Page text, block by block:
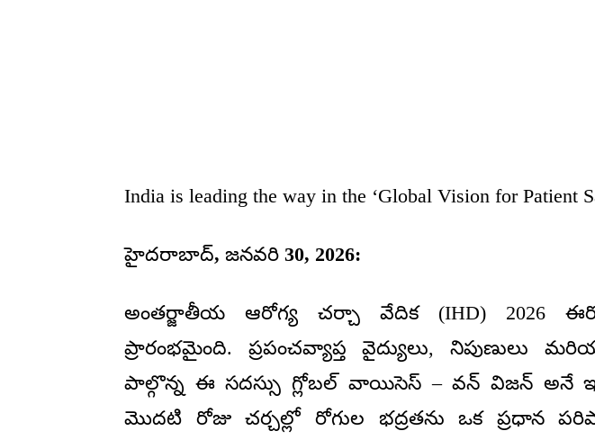
India is leading the way in the ‘Global Vision for Patient
హైదరాబాద్, జనవరి 30, 2026:
అంతర్జాతీయ ఆరోగ్య చర్చా వేదిక (IHD) 2026
ప్రారంభమైంది. ప్రపంచవ్యాప్త వైద్యులు, నిపుణులు
పాల్గొన్న ఈ సదస్సు గ్లోబల్ వాయిసెస్ – వన్ విజన్ అనే
మొదటి రోజు చర్చల్లో రోగుల భద్రతను ఒక ప్రధాన